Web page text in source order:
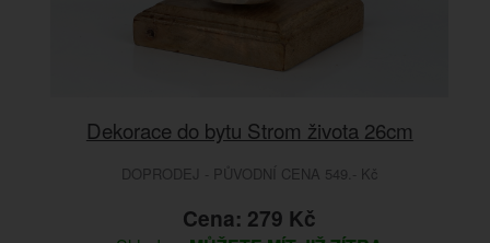
Dekorace do bytu Strom života 26cm
DOPRODEJ - PŮVODNÍ CENA 549.- Kč
Cena: 279 Kč